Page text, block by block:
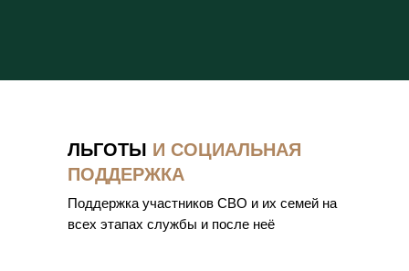
ЛЬГОТЫ И СОЦИАЛЬНАЯ
ПОДДЕРЖКА
Поддержка участников СВО и их семей на
всех этапах службы и после неё